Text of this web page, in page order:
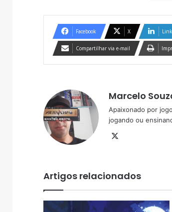
Facebook X
Compartilhar via e-mail
Marcelo
Apaixonado por
jogando ou
Artigos relacionados